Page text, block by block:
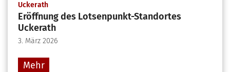
Uckerath:
Eröffnung des Lotsenpunkt-Standortes
Uckerath
3. März 2026
Mehr